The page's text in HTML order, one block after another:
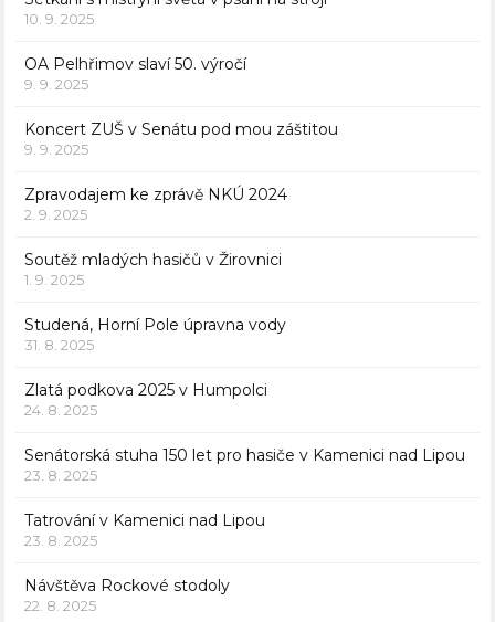
10. 9. 2025
OA Pelhřimov slaví 50. výročí
9. 9. 2025
Koncert ZUŠ v Senátu pod mou záštitou
9. 9. 2025
Zpravodajem ke zprávě NKÚ 2024
2. 9. 2025
Soutěž mladých hasičů v Žirovnici
1. 9. 2025
Studená, Horní Pole úpravna vody
31. 8. 2025
Zlatá podkova 2025 v Humpolci
24. 8. 2025
Senátorská stuha 150 let pro hasiče v Kamenici nad Lipou
23. 8. 2025
Tatrování v Kamenici nad Lipou
23. 8. 2025
Návštěva Rockové stodoly
22. 8. 2025